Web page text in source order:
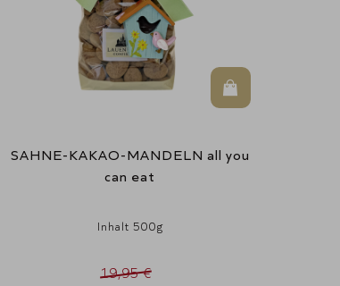
In den Warenkorb
SAHNE-KAKAO-MANDELN all you
can eat
Inhalt 500g
19,95 €